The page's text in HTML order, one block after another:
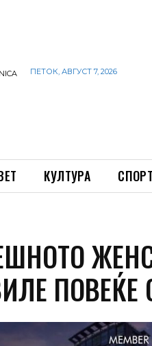
ПЕТОК, АВГУСТ 7, 2026
КУЛТУРА СПОРТ